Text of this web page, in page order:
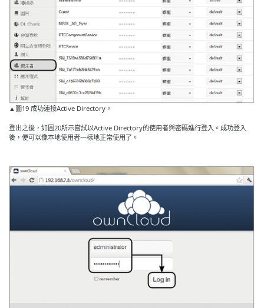
▲圖19 成功連接Active Directory。
登出之後，如圖20所示嘗試以Active Directory的使用者與密碼進行登入。成功登入
後，便可以像本地使用者一樣地正常使用了。